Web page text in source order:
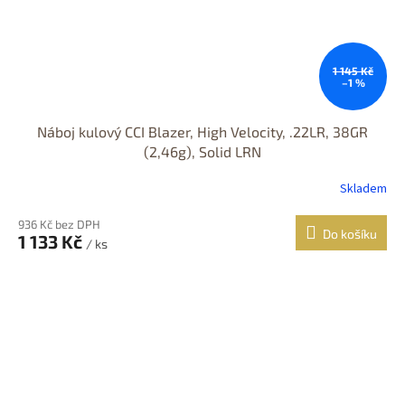
1 145 Kč
–1 %
Náboj kulový CCI Blazer, High Velocity, .22LR, 38GR
(2,46g), Solid LRN
Skladem
936 Kč bez DPH
1 133 Kč / ks
Do košíku